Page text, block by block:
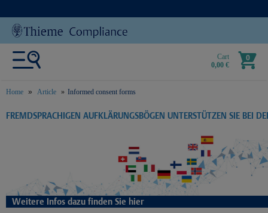
Cart
0,00 €
0
Home Article Informed consent forms
text.skipToContent
text.skipToNavigation
FREMDSPRACHIGEN AUFKLÄRUNGSBÖGEN UNTERSTÜTZEN SIE BEI
Weitere Infos dazu finden Sie hier